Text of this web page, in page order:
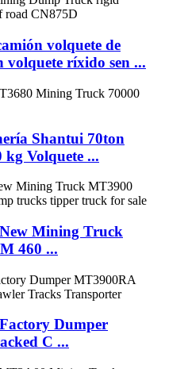
volquete de
volquete ríxido sen ...
Shantui 70ton
Volquete ...
Mining Truck
460 ...
Dumper
C ...